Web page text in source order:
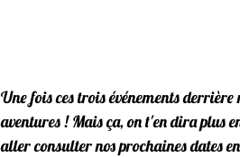
Une fois ces trois événements
aventures ! Mais ça, on t'en dira plus
aller consulter nos prochaines dates